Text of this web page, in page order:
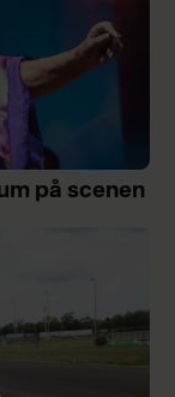
på scenen